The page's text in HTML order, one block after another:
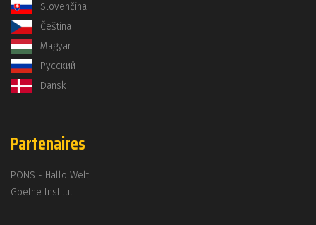
Slovenčina
Čeština
Magyar
Русский
Dansk
Partenaires
PONS - Hallo Welt!
Goethe Institut